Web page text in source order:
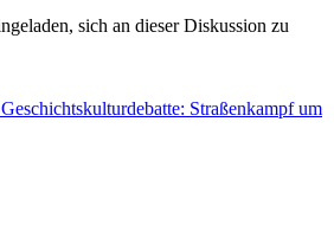
sich an dieser Diskussion zu
Straßenkampf um